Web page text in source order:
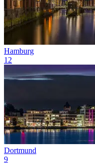
Hamburg
12
Dortmund
9